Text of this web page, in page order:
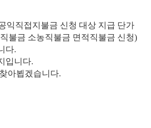
익직접지불금 신청 대상 지급 단가
불금 소농직불금 면적직불금 신청)
다.
입니다.
아뵙겠습니다.